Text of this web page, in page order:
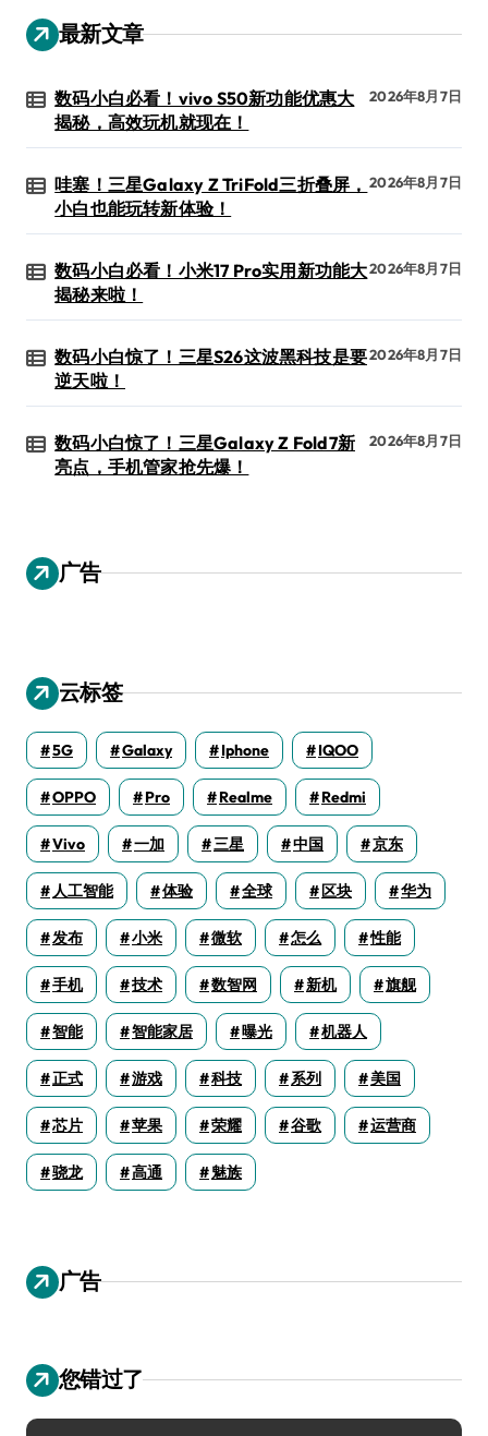
最新文章
数码小白必看！vivo S50新功能优惠大
揭秘，高效玩机就现在！
2026年8月7日
哇塞！三星Galaxy Z TriFold三折叠屏，
小白也能玩转新体验！
2026年8月7日
数码小白必看！小米17 Pro实用新功能大
揭秘来啦！
2026年8月7日
数码小白惊了！三星S26这波黑科技是要
逆天啦！
2026年8月7日
数码小白惊了！三星Galaxy Z Fold7新
亮点，手机管家抢先爆！
2026年8月7日
广告
云标签
5G Galaxy Iphone IQOO
OPPO Pro Realme Redmi
Vivo 一加 三星 中国 京东
人工智能 体验 全球 区块 华为
发布 小米 微软 怎么 性能
手机 技术 数智网 新机 旗舰
智能 智能家居 曝光 机器人
正式 游戏 科技 系列 美国
芯片 苹果 荣耀 谷歌 运营商
骁龙 高通 魅族
广告
您错过了